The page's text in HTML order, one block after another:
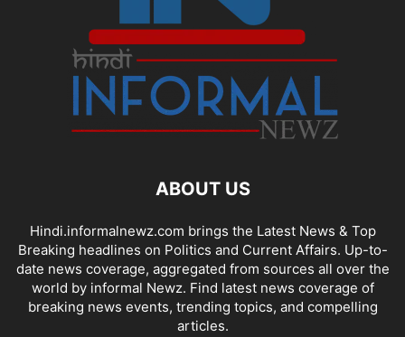
ABOUT US
Hindi.informalnewz.com brings the Latest News & Top
Breaking headlines on Politics and Current Affairs. Up-to-
date news coverage, aggregated from sources all over the
world by informal Newz. Find latest news coverage of
breaking news events, trending topics, and compelling
articles.